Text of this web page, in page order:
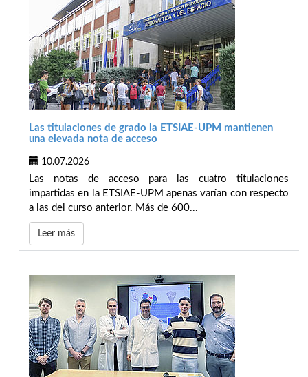
Las titulaciones de grado la ETSIAE-UPM mantienen
una elevada nota de acceso
10.07.2026
Las notas de acceso para las cuatro titulaciones
impartidas en la ETSIAE-UPM apenas varían con respecto
a las del curso anterior. Más de 600...
Leer más